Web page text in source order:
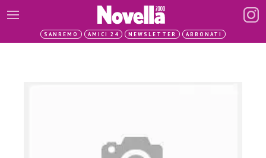
SANREMO AMICI 24 NEWSLETTER ABBONATI